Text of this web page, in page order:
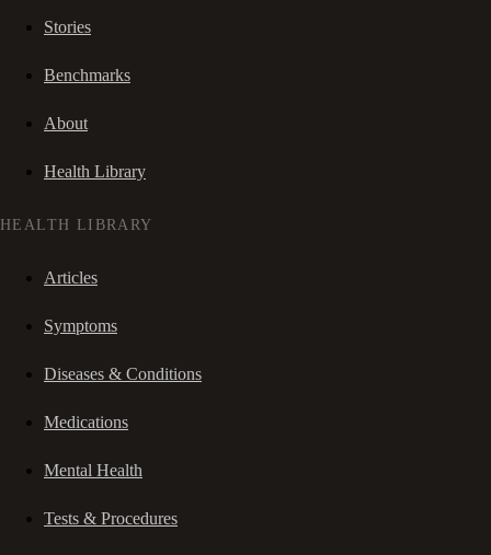
Stories
Benchmarks
About
Health Library
HEALTH LIBRARY
Articles
Symptoms
Diseases & Conditions
Medications
Mental Health
Tests & Procedures